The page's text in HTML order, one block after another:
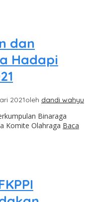
dan
Hadapi
2021oleh dandi wahyu
Binaraga
Komite Olahraga Baca